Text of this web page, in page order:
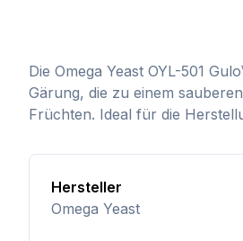
Die Omega Yeast OYL-501
Gärung, die zu einem
Früchten. Ideal für die
Hersteller
Omega Yeast